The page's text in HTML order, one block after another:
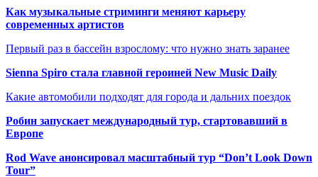
Как музыкальные стриминги меняют карьеру
современных артистов
Первый раз в бассейн взрослому: что нужно знать заранее
Sienna Spiro стала главной героиней New Music Daily
Какие автомобили подходят для города и дальних поездок
Робин запускает международный тур, стартовавший в
Европе
Rod Wave анонсировал масштабный тур “Don’t Look Down
Tour”